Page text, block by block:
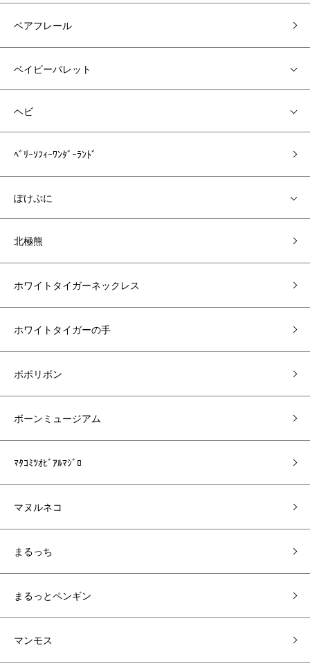
ベアフレール
ベイビーパレット
ヘビ
ﾍﾞﾘｰｿﾌｨｰﾜﾝﾀﾞｰﾗﾝﾄﾞ
ぽけぷに
北極熊
ホワイトタイガーネックレス
ホワイトタイガーの手
ポポリボン
ボーンミュージアム
ﾏﾀｺﾐﾂｵﾋﾞｱﾙﾏｼﾞﾛ
マヌルネコ
まるっち
まるっとペンギン
マンモス